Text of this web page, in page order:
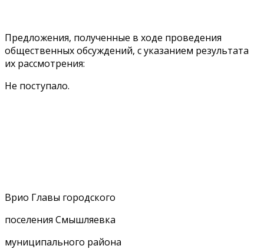
Предложения, полученные в ходе проведения
общественных обсуждений, с указанием результата
их рассмотрения:
Не поступало.
Врио Главы городского
поселения Смышляевка
муниципального района